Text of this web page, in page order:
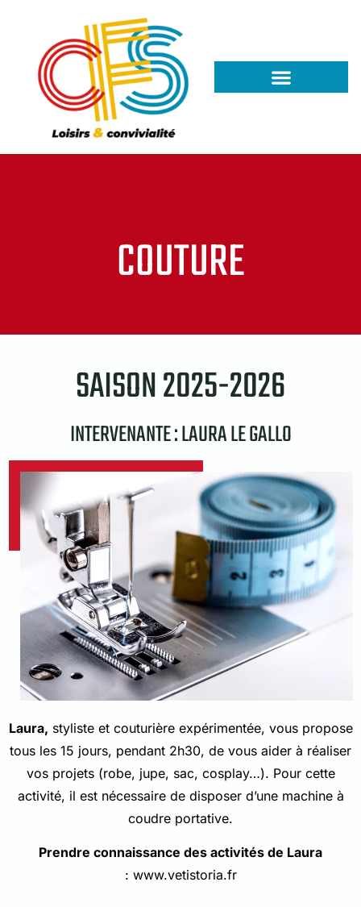
COUTURE
SAISON 2025-2026
INTERVENANTE : LAURA LE GALLO
Laura, styliste et couturière expérimentée, vous propose
tous les 15 jours, pendant 2h30, de vous aider à réaliser
vos projets (robe, jupe, sac, cosplay…). Pour cette
activité, il est nécessaire de disposer d’une machine à
coudre portative.
Prendre connaissance des activités de Laura
: www.vetistoria.fr